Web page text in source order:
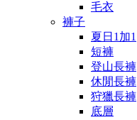
毛衣
褲子
夏日1加1
短褲
登山長褲
休閒長褲
狩獵長褲
底層